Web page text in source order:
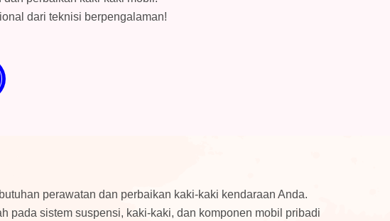
dari teknisi berpengalaman!
perawatan dan perbaikan kaki-kaki kendaraan Anda.
pada sistem suspensi, kaki-kaki, dan komponen mobil pribadi